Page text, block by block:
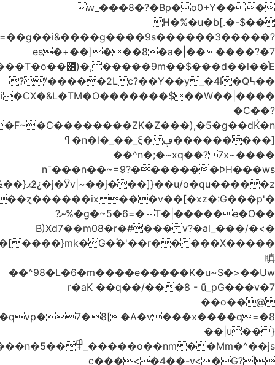
�A�v���x����q=�8]8�7�RH��.�c�����|uGA��η*�Jw�������9�E��p���Wz����v;���=�qvp�חW��i<���=}4OGࠎh��x3�#